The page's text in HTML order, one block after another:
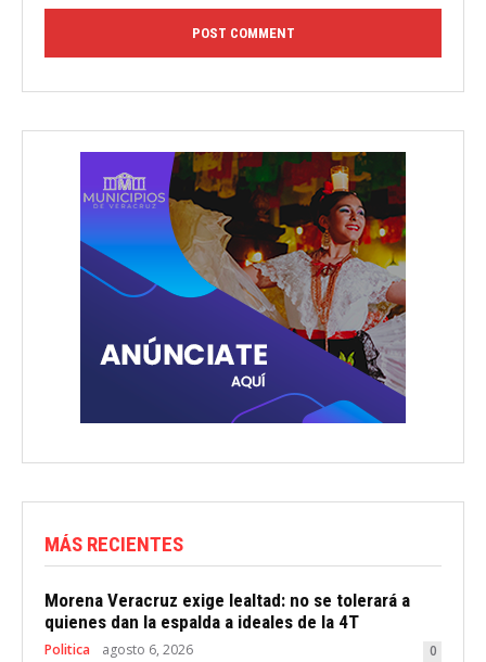
MÁS RECIENTES
Morena Veracruz exige lealtad: no se tolerará a
quienes dan la espalda a ideales de la 4T
Politica agosto 6, 2026 0